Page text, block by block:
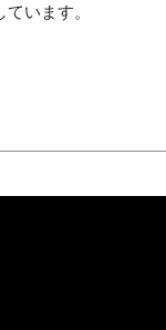
います。